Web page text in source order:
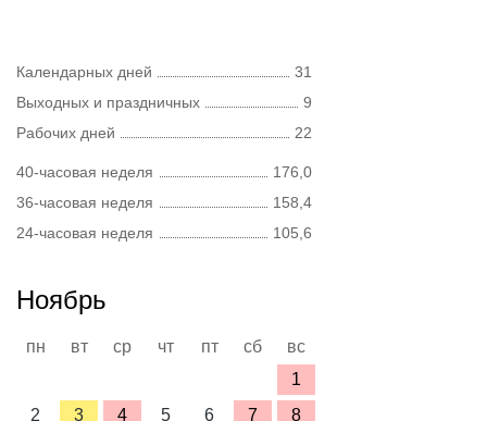
Календарных дней
31
Выходных и праздничных
9
Рабочих дней
22
40-часовая неделя
176,0
36-часовая неделя
158,4
24-часовая неделя
105,6
Ноябрь
пн вт ср чт пт сб
вс
1
2
3 4 5 6 7 8